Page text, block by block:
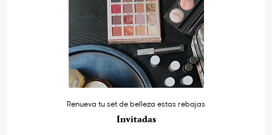
Renueva tu set de belleza estas rebajas
Invitadas